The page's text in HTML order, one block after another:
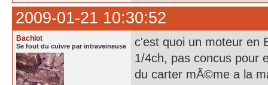
2009-01-21 10:30:52
Bachlot
Se fout du cuivre par intraveineuse
c'est quoi un moteur en
1/4ch, pas concus pour
du carter mÃ©me a la